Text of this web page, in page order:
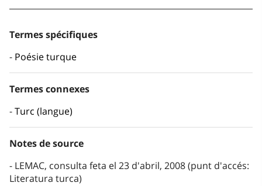
Termes spécifiques
Poésie turque
Termes connexes
Turc (langue)
Notes de source
LEMAC, consulta feta el 23 d'abril, 2008 (punt d'accés:
Literatura turca)